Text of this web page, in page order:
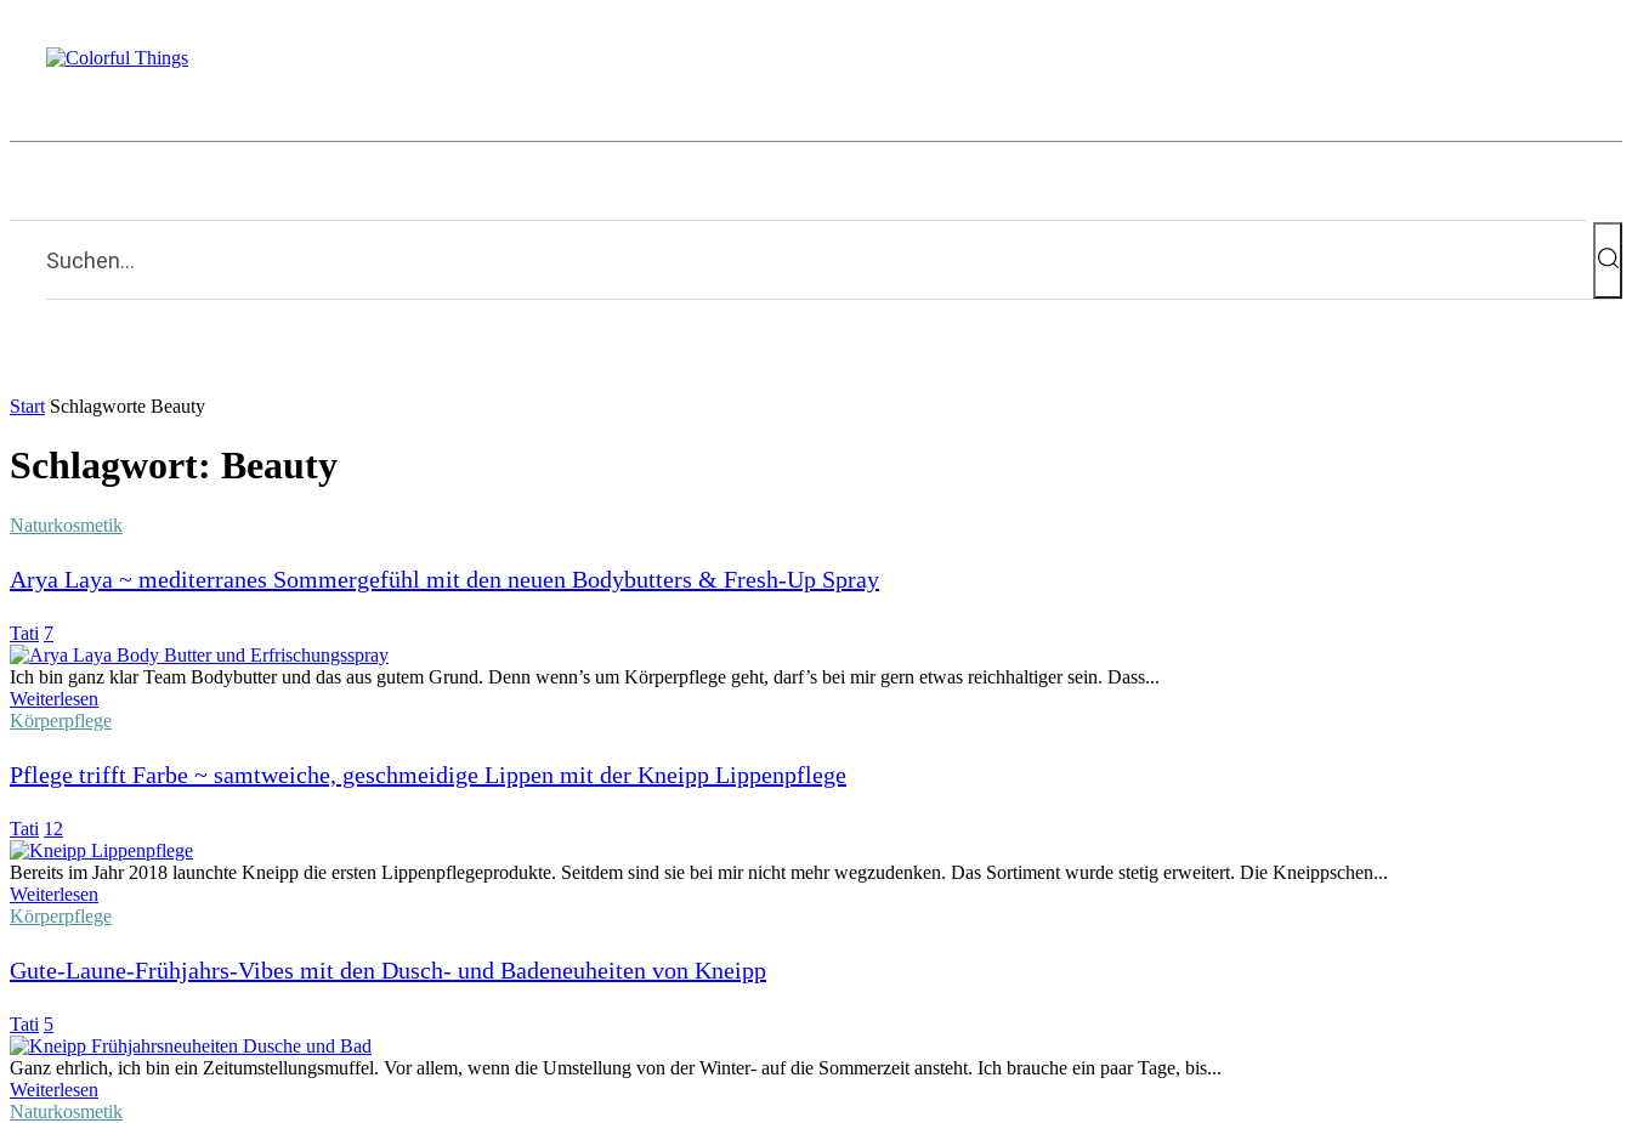
Suchen...
Start Schlagworte Beauty
Schlagwort: Beauty
Naturkosmetik
Arya Laya ~ mediterranes Sommergefühl mit den neuen Bodybutters & Fresh-Up Spray
Tati 7
Ich bin ganz klar Team Bodybutter und das aus gutem Grund. Denn wenn’s um Körperpflege geht, darf’s bei mir gern etwas reichhaltiger sein. Dass...
Weiterlesen
Körperpflege
Pflege trifft Farbe ~ samtweiche, geschmeidige Lippen mit der Kneipp Lippenpflege
Tati 12
Bereits im Jahr 2018 launchte Kneipp die ersten Lippenpflegeprodukte. Seitdem sind sie bei mir nicht mehr wegzudenken. Das Sortiment wurde stetig erweitert. Die Kneippschen...
Weiterlesen
Körperpflege
Gute-Laune-Frühjahrs-Vibes mit den Dusch- und Badeneuheiten von Kneipp
Tati 5
Ganz ehrlich, ich bin ein Zeitumstellungsmuffel. Vor allem, wenn die Umstellung von der Winter- auf die Sommerzeit ansteht. Ich brauche ein paar Tage, bis...
Weiterlesen
Naturkosmetik